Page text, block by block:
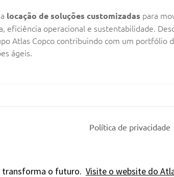
locação de soluções customizadas para
eficiência operacional e sustentabilidade.
Atlas Copco contribuindo com um portfólio
ágeis.
Política de privacidade
transforma o futuro. Visite o website do